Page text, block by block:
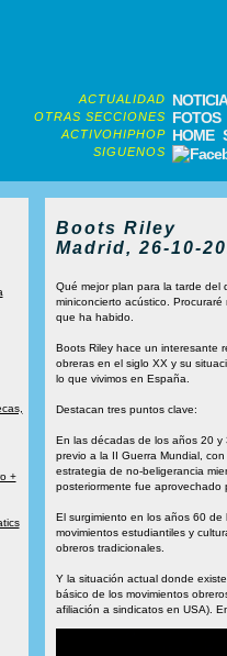
ACTUALIDAD
OTRAS SECCIONES FOTOS
ACTIVOHIPHOP HOME
SIGUENOS
+
Boots Riley
Madrid, 26-10-
Qué mejor plan para la tarde del
miniconcierto acústico.
que ha habido.
Boots Riley hace un interesante
obreras en el siglo XX y su
lo que vivimos en España.
Destacan tres puntos clave:
En las décadas de los años 20 y
previo a la II Guerra Mundial,
estrategia de no-beligerancia
posteriormente fue aprovechado
El surgimiento en los años 60
movimientos estudiantiles y
obreros tradicionales.
Y la situación actual donde
básico de los movimientos
afiliación a sindicatos en USA).